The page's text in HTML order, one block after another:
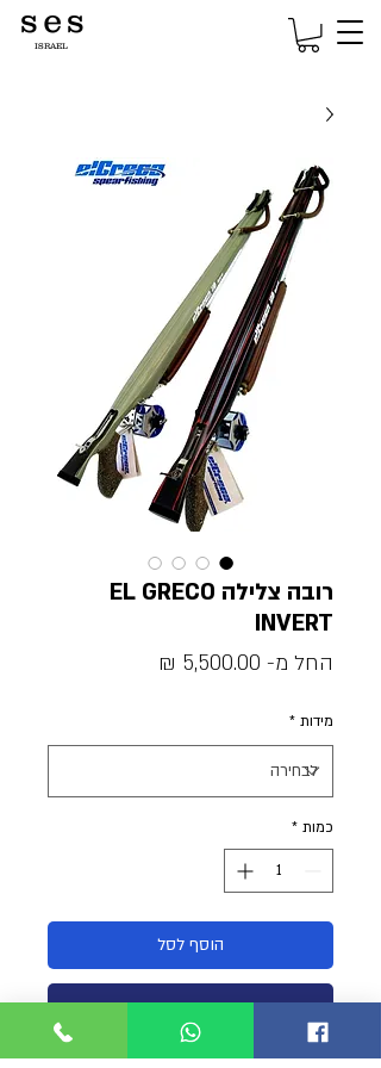
s e s
ISRAEL
רובה צלילה EL GRECO
INVERT
החל מ- 5,500.00 ₪
מידות *
כמות *
הוסף לסל
קנה עכשיו